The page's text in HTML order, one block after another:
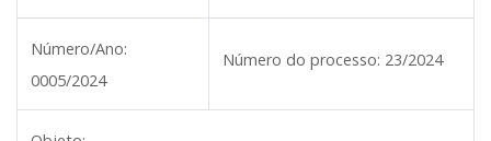
Número/Ano:
0005/2024
Número do processo: 23/2024